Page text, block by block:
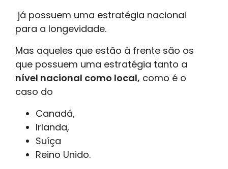
já possuem uma estratégia nacional
para a longevidade.
Mas aqueles que estão à frente são os
que possuem uma estratégia tanto a
nível nacional como local, como é o
caso do
Canadá,
Irlanda,
Suíça
Reino Unido.